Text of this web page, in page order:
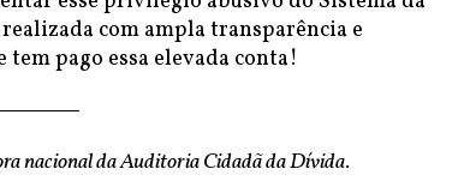
com ampla transparência e
pago essa elevada conta!
nacional da Auditoria Cidadã da Dívida.